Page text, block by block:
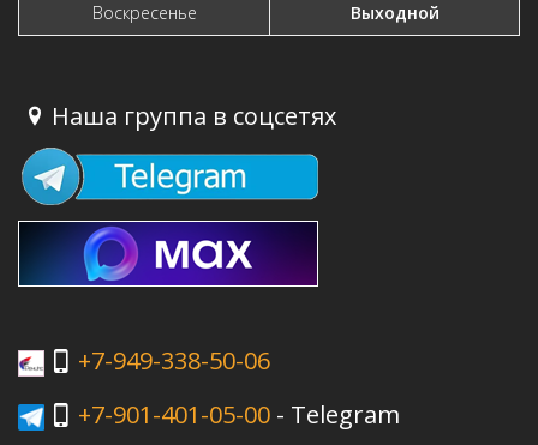
Воскресенье
Выходной
Наша группа в соцсетях
+7-949-338-50-06
+7-901-401-05-00 - Telegram